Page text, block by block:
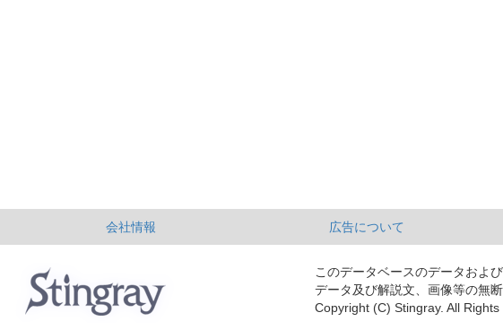
会社情報 広告について
このデータベースのデータおよ
データ及び解説文、画像等の無
Copyright (C) Stingray. All Rights